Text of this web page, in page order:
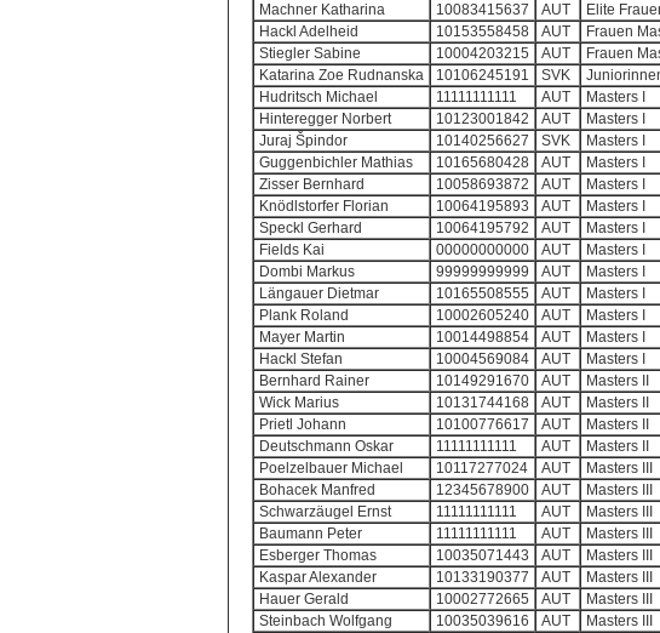
Machner Katharina
10083415637 AUT Elite
Hackl Adelheid
10153558458 AUT Frauen
Stiegler Sabine
10004203215 AUT Frauen
Katarina Zoe Rudnanska
10106245191 SVK
Hudritsch Michael
11111111111 AUT
Masters I
Hinteregger Norbert
10123001842 AUT Masters I
Juraj Špindor
10140256627 SVK Masters I
Guggenbichler Mathias
10165680428 AUT Masters I
Zisser Bernhard
10058693872 AUT Masters I
Knödlstorfer Florian
10064195893 AUT Masters I
Speckl Gerhard
10064195792 AUT Masters I
Fields Kai
00000000000 AUT Masters I
Dombi Markus
99999999999 AUT Masters I
Längauer Dietmar
10165508555 AUT Masters I
Plank Roland
10002605240 AUT Masters I
Mayer Martin
10014498854 AUT Masters I
Hackl Stefan
10004569084 AUT Masters I
Bernhard Rainer
10149291670 AUT Masters II
Wick Marius
10131744168 AUT Masters II
Prietl Johann
10100776617 AUT Masters II
Deutschmann Oskar
11111111111 AUT Masters II
Poelzelbauer Michael
10117277024 AUT Masters III
Bohacek Manfred
12345678900 AUT Masters III
Schwarzäugel Ernst
11111111111 AUT Masters III
Baumann Peter
11111111111 AUT Masters III
Esberger Thomas
10035071443 AUT Masters III
Kaspar Alexander
10133190377 AUT Masters III
Hauer Gerald
10002772665 AUT Masters III
Steinbach Wolfgang
10035039616 AUT Masters III